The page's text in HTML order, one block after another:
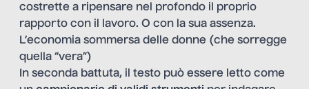
costrette a ripensare nel profondo il proprio
rapporto con il lavoro. O con la sua assenza.
L’economia sommersa delle donne (che sorregge
quella “vera”)
In seconda battuta, il testo può essere letto come